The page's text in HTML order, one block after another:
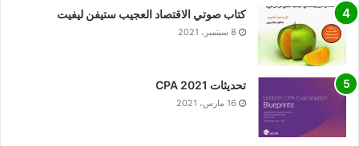
كتاب صوتي الاقتصاد العجيب ستيفن ليفيت
8 سبتمبر، 2021
تحديثات CPA 2021
16 مارس، 2021